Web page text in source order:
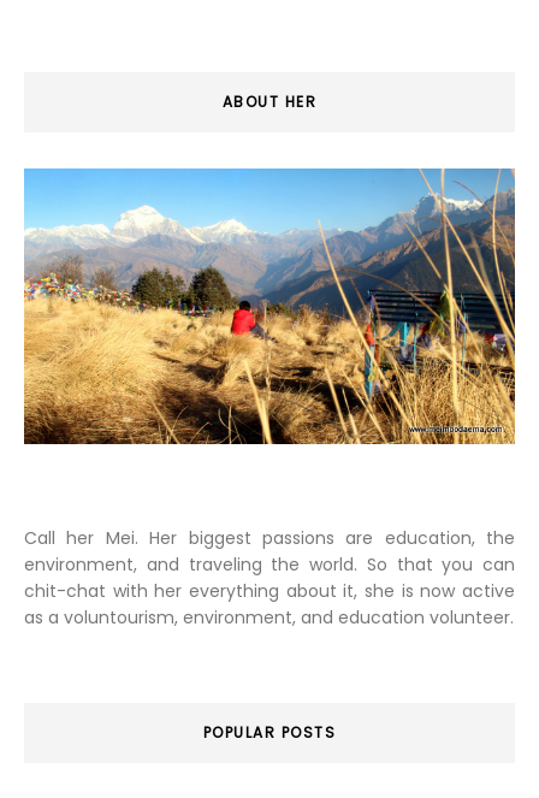
ABOUT HER
Call her Mei. Her biggest passions are education, the
environment, and traveling the world. So that you can
chit-chat with her everything about it, she is now active
as a voluntourism, environment, and education volunteer.
POPULAR POSTS